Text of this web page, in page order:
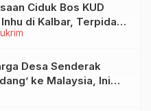
Ciduk Bos KUD
di Kalbar, Terpidana
M
Desa Senderak
ke Malaysia, Ini